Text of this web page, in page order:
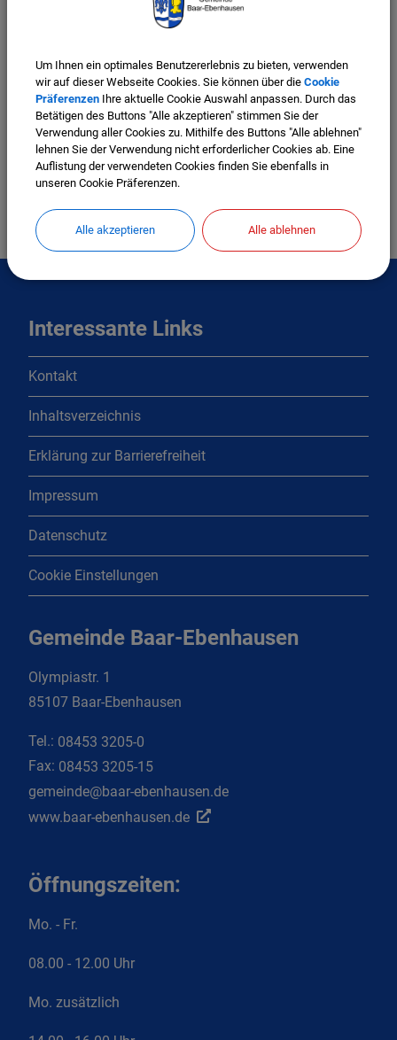
Interessante Links
Kontakt
Inhaltsverzeichnis
Erklärung zur Barrierefreiheit
Impressum
Datenschutz
Cookie Einstellungen
Gemeinde Baar-Ebenhausen
Olympiastr. 1
85107 Baar-Ebenhausen
Tel.: 08453 3205-0
Fax: 08453 3205-15
gemeinde@baar-ebenhausen.de
www.baar-ebenhausen.de
Öffnungszeiten:
Mo. - Fr.
08.00 - 12.00 Uhr
Mo. zusätzlich
Um Ihnen ein optimales Benutzererlebnis zu bieten, verwenden
wir auf dieser Webseite Cookies. Sie können über die Cookie
Präferenzen Ihre aktuelle Cookie Auswahl anpassen. Durch das
Betätigen des Buttons "Alle akzeptieren" stimmen Sie der
Verwendung aller Cookies zu. Mithilfe des Buttons "Alle ablehnen"
lehnen Sie der Verwendung nicht erforderlicher Cookies ab. Eine
Auflistung der verwendeten Cookies finden Sie ebenfalls in
unseren Cookie Präferenzen.
Alle akzeptieren Alle ablehnen